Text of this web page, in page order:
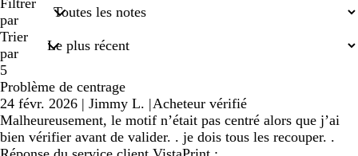
saisies
par
Trier
par
5
Problème de centrage
24 févr. 2026 | Jimmy L. |Acheteur vérifié
Malheureusement, le motif n’était pas centré alors que j’ai
bien vérifier avant de valider. . je dois tous les recouper. .